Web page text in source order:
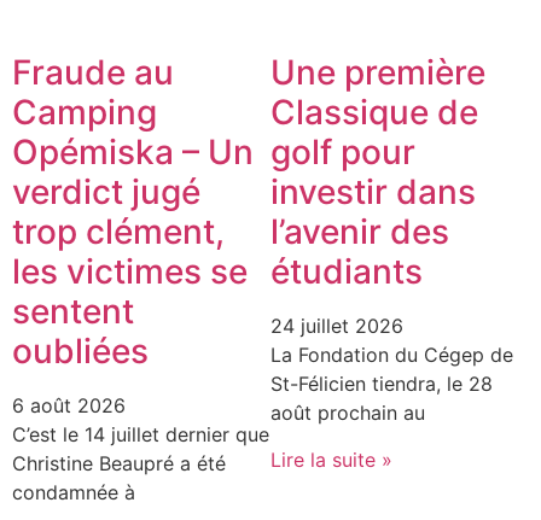
Fraude au
Camping
Opémiska – Un
verdict jugé
trop clément,
les victimes se
sentent
oubliées
6 août 2026
C’est le 14 juillet dernier que
Christine Beaupré a été
condamnée à
Une première
Classique de
golf pour
investir dans
l’avenir des
étudiants
24 juillet 2026
La Fondation du Cégep de
St-Félicien tiendra, le 28
août prochain au
Lire la suite »